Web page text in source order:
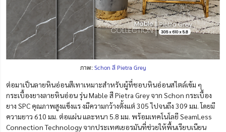
ภาพ:Schon สี Pietra Grey
ต่อมาเป็นลายหินอ่อนสีเทาเหมาะสำหรับผู้ที่ชอบหินอ่อนสไตล์เข้ม ๆ
กระเบื้องยางลายหินอ่อน รุ่น Mable สี Pietra Grey จาก Schon กระเบื้อง
ยาง SPC คุณภาพสูงแข็งแร งมีความกว้างตั้งแต่ 305 ไปจนถึง 309 มม. โดยมี
ความยาว 610 มม. ต่อแผ่น และหนา 5.8 มม. พร้อมเทคโนโลยี SeamLess
Connection Technology จากประเทศเยอรมันที่ช่วยให้พื้นเรียบเนียน